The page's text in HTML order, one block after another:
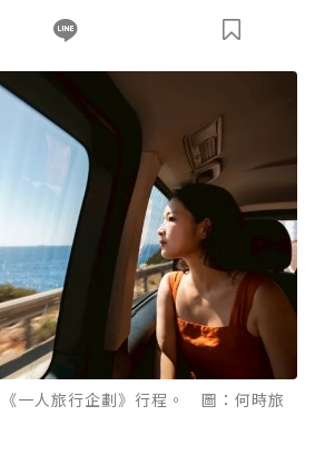
一人旅行企劃》行程。 圖：何時旅